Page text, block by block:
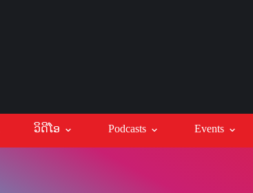
ວິດີໂອ Podcasts Events